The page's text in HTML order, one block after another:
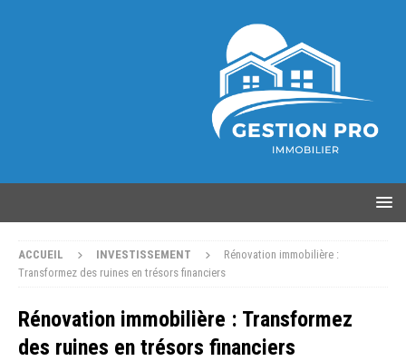
ACCUEIL INVESTISSEMENT
Rénovation immobilière :
Transformez des ruines en trésors financiers
Rénovation immobilière : Transformez
des ruines en trésors financiers